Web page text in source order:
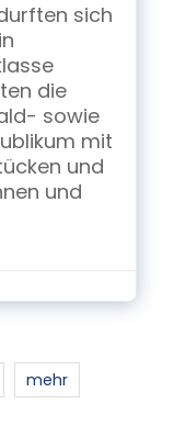
sich
die
sowie
mit
und
und
mehr